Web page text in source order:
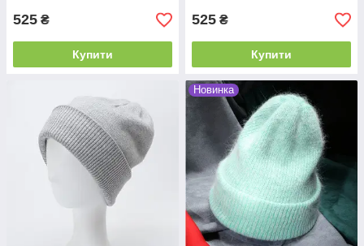
525 ₴
Купити
525 ₴
Купити
Новинка